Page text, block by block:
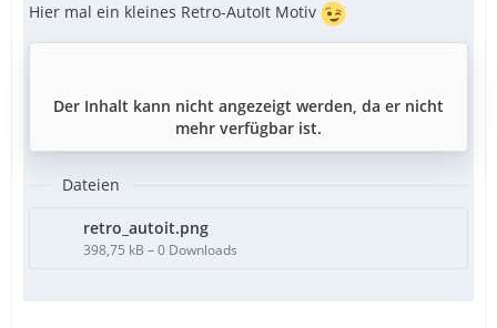
Hier mal ein kleines Retro-AutoIt Motiv
Der Inhalt kann nicht angezeigt werden, da er nicht
mehr verfügbar ist.
Dateien
retro_autoit.png
398,75 kB – 0 Downloads